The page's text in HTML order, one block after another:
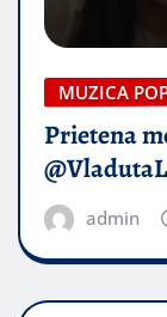
MUZICA
Prietena
admin